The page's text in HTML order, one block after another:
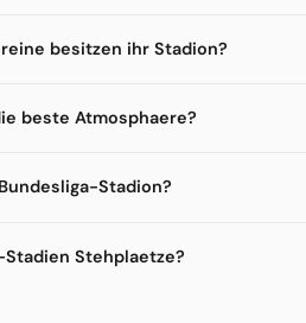
besitzen ihr Stadion?
beste Atmosphaere?
Stadion?
Stehplaetze?